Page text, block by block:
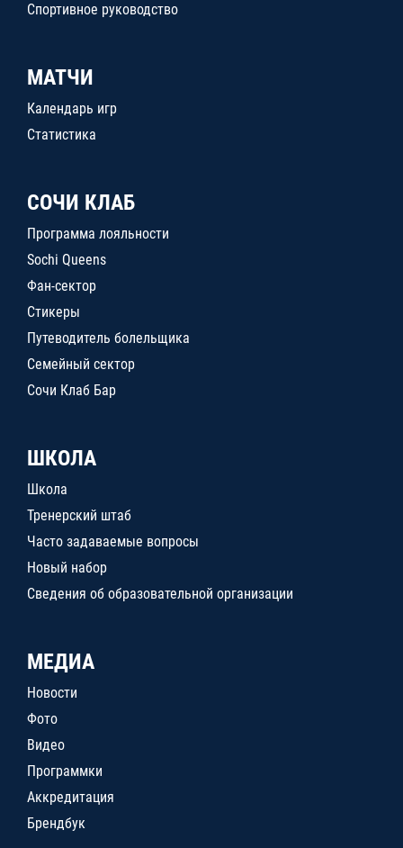
Спортивное руководство
МАТЧИ
Календарь игр
Статистика
СОЧИ КЛАБ
Программа лояльности
Sochi Queens
Фан-сектор
Стикеры
Путеводитель болельщика
Семейный сектор
Сочи Клаб Бар
ШКОЛА
Школа
Тренерский штаб
Часто задаваемые вопросы
Новый набор
Сведения об образовательной организации
МЕДИА
Новости
Фото
Видео
Программки
Аккредитация
Брендбук